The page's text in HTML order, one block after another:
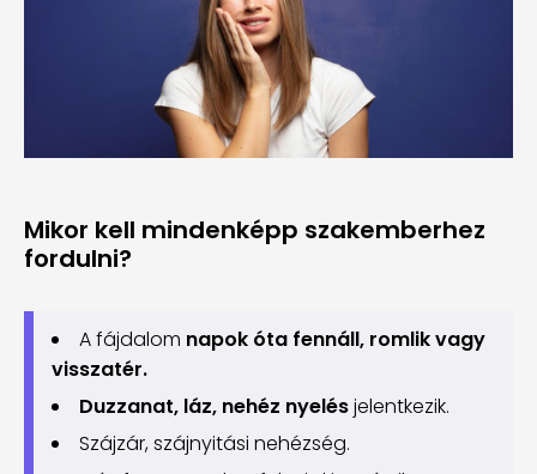
Mikor kell mindenképp szakemberhez
fordulni?
A fájdalom napok óta fennáll, romlik vagy
visszatér.
Duzzanat, láz, nehéz nyelésjelentkezik.
Szájzár, szájnyitási nehézség.